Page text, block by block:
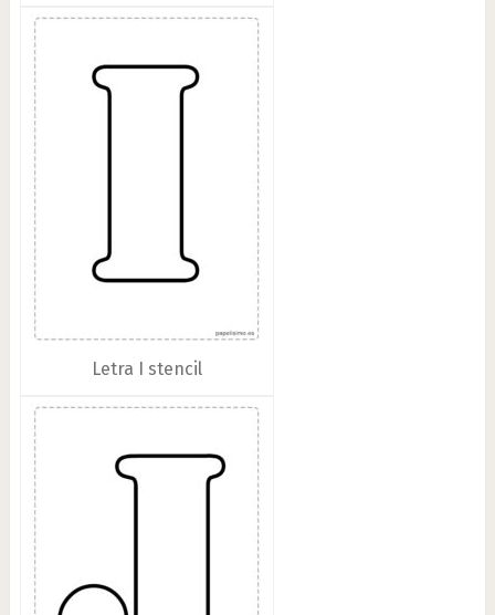
Letra I stencil